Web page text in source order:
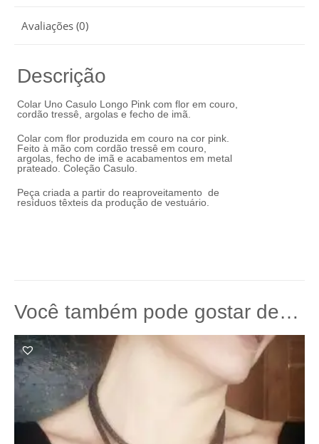
Avaliações (0)
Descrição
Colar Uno Casulo Longo Pink com flor em couro,
cordão tressê, argolas e fecho de imã.
Colar com flor produzida em couro na cor pink.
Feito à mão com cordão tressê em couro,
argolas, fecho de imã e acabamentos em metal
prateado. Coleção Casulo.
Peça criada a partir do reaproveitamento de
resíduos têxteis da produção de vestuário.
Você também pode gostar de…